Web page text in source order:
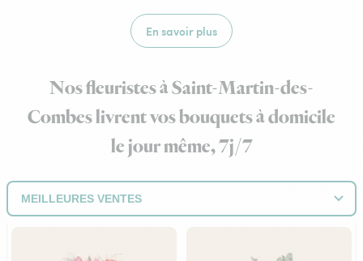
En savoir plus
Nos fleuristes à Saint-Martin-des-
Combes livrent vos bouquets à domicile
le jour même, 7j/7